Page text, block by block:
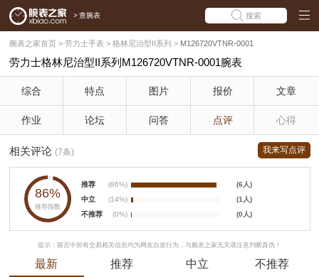
> 查腕表 搜索
腕表之家首页 > 劳力士手表 > 格林尼治型II系列 > M126720VTNR-0001
劳力士格林尼治型II系列M126720VTNR-0001腕表
综合 特点 图片 报价 文章
作业 论坛 问答 点评 心得
相关评论 (7条) 我来写点评
86%
推荐指数
推荐 (86%)
(6人)
中立
(14%)
(1人)
不推荐
(0%) (0人)
提示：留言中所有交易相关信息均为网友自发行为，与腕表之家无关请注意判断真伪！
最新 推荐 中立 不推荐